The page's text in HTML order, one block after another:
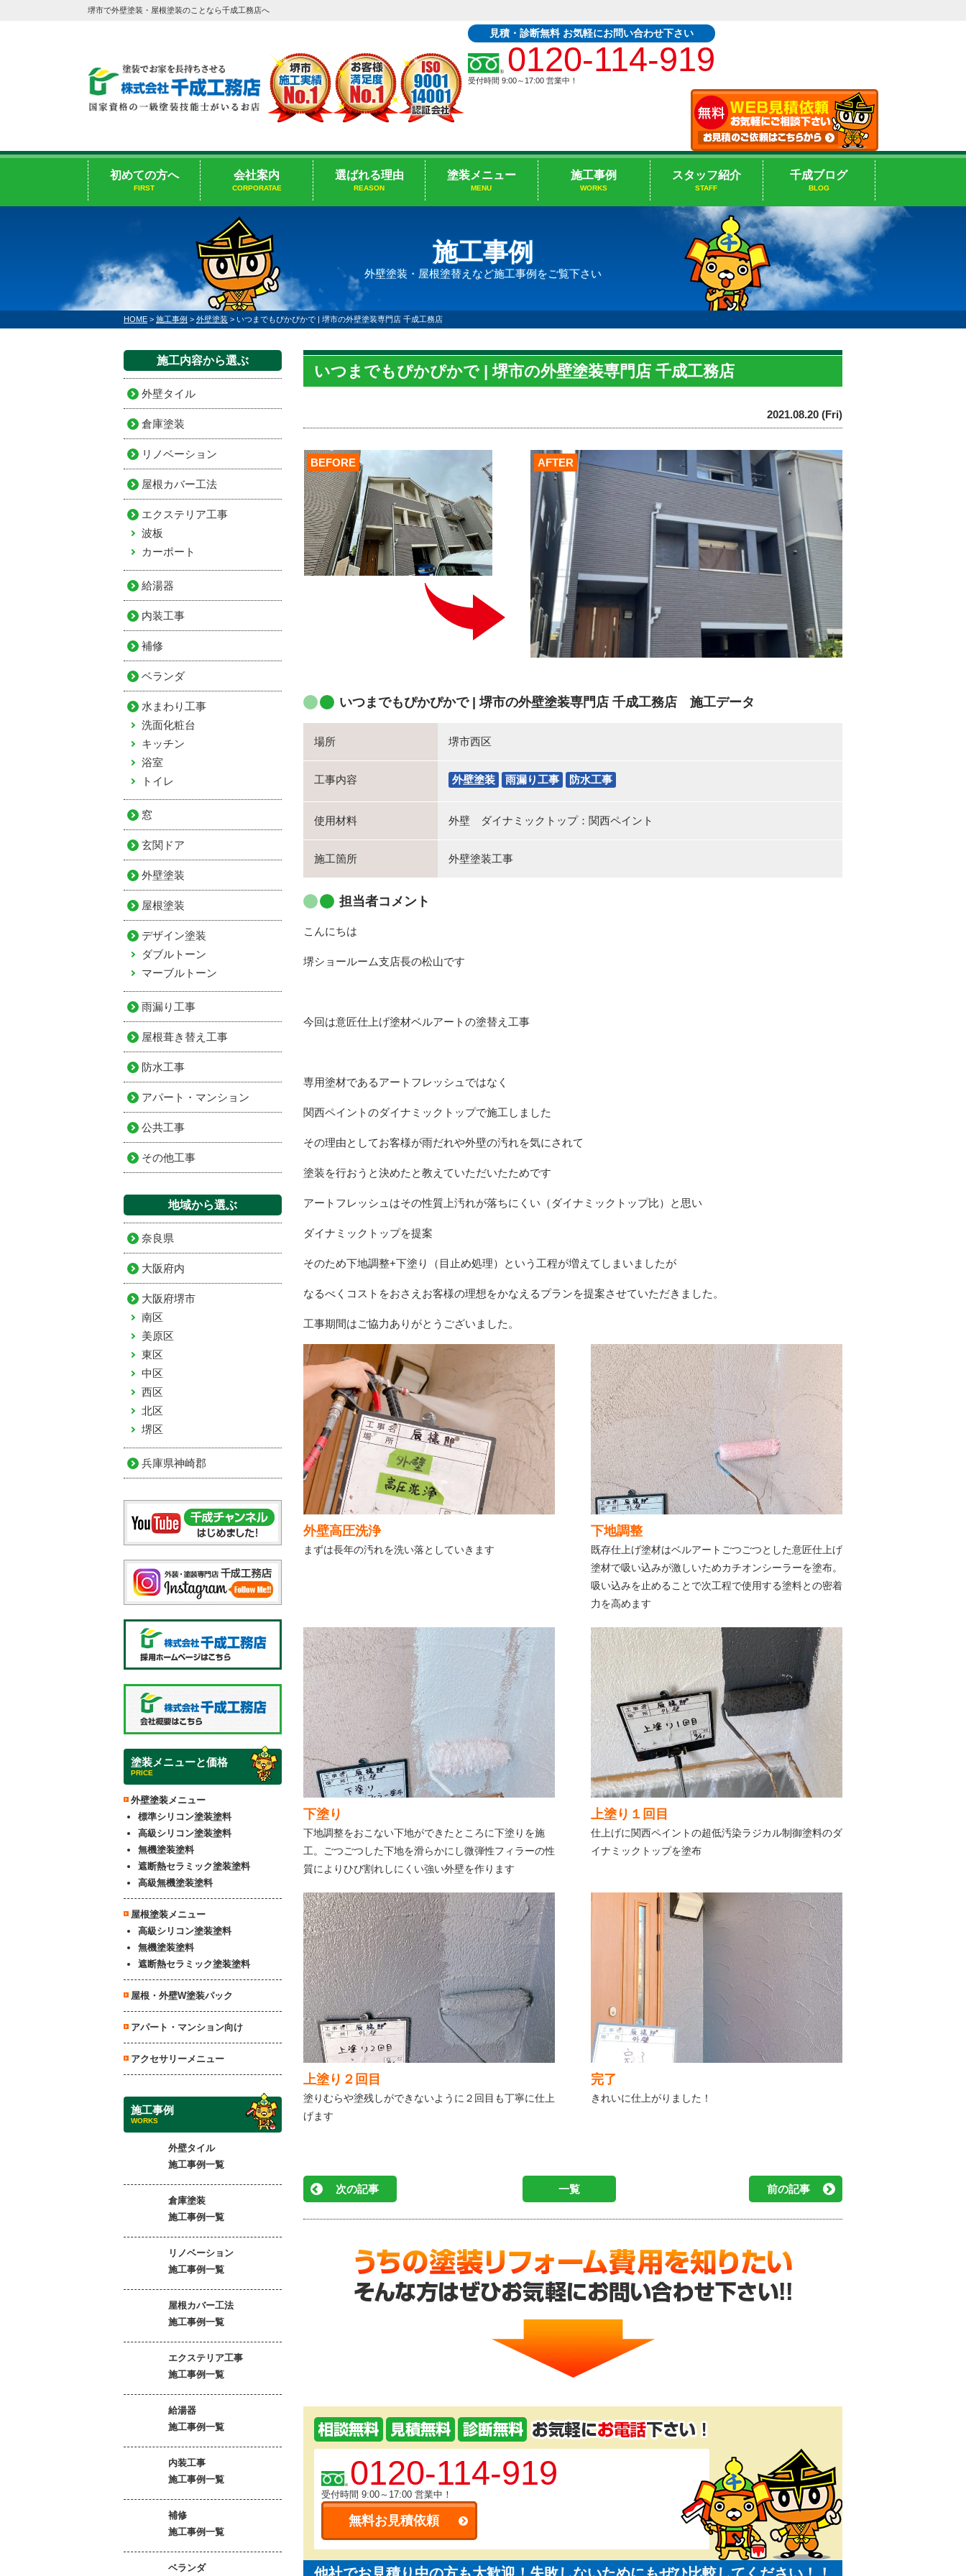
堺市で外壁塗装・屋根塗装のことなら千成工務店へ
見積・診断無料 お気軽にお問い合わせ下さい
0120-114-919
受付時間 9:00～17:00 営業中！
初めての方へ
FIRST
会社案内
CORPORATAE
選ばれる理由
REASON
塗装メニュー
MENU
施工事例
WORKS
スタッフ紹介
STAFF
千成ブログ
BLOG
施工事例
外壁塗装・屋根塗替えなど施工事例をご覧下さい
HOME > 施工事例 > 外壁塗装 > いつまでもぴかぴかで | 堺市の外壁塗装専門店 千成工務店
いつまでもぴかぴかで | 堺市の外壁塗装専門店 千成工務店
2021.08.20 (Fri)
AFTER
BEFORE
いつまでもぴかぴかで | 堺市の外壁塗装専門店 千成工務店 施工データ
場所 堺市西区
工事内容 外壁塗装 雨漏り工事 防水工事
使用材料 外壁 ダイナミックトップ：関西ペイント
施工箇所 外壁塗装工事
担当者コメント
こんにちは
堺ショールーム支店長の松山です
今回は意匠仕上げ塗材ベルアートの塗替え工事
専用塗材であるアートフレッシュではなく
関西ペイントのダイナミックトップで施工しました
その理由としてお客様が雨だれや外壁の汚れを気にされて
塗装を行おうと決めたと教えていただいたためです
アートフレッシュはその性質上汚れが落ちにくい（ダイナミックトップ比）と思い
ダイナミックトップを提案
そのため下地調整+下塗り（目止め処理）という工程が増えてしまいましたが
なるべくコストをおさえお客様の理想をかなえるプランを提案させていただきました。
工事期間はご協力ありがとうございました。
外壁高圧洗浄
まずは長年の汚れを洗い落としていきます
下地調整
既存仕上げ塗材はベルアートごつごつとした意匠仕上げ
塗材で吸い込みが激しいためカチオンシーラーを塗布。
吸い込みを止めることで次工程で使用する塗料との密着
力を高めます
下塗り
下地調整をおこない下地ができたところに下塗りを施
工。ごつごつした下地を滑らかにし微弾性フィラーの性
質によりひび割れしにくい強い外壁を作ります
上塗り１回目
仕上げに関西ペイントの超低汚染ラジカル制御塗料のダ
イナミックトップを塗布
上塗り２回目
塗りむらや塗残しができないように２回目も丁寧に仕上
げます
完了
きれいに仕上がりました！
次の記事 一覧 前の記事
0120-114-919
受付時間 9:00～17:00 営業中！
無料お見積依頼
施工内容から選ぶ
外壁タイル
倉庫塗装
リノベーション
屋根カバー工法
エクステリア工事
波板
カーポート
給湯器
内装工事
補修
ベランダ
水まわり工事
洗面化粧台
キッチン
浴室
トイレ
窓
玄関ドア
外壁塗装
屋根塗装
デザイン塗装
ダブルトーン
マーブルトーン
雨漏り工事
屋根葺き替え工事
防水工事
アパート・マンション
公共工事
その他工事
地域から選ぶ
奈良県
大阪府内
大阪府堺市
南区
美原区
東区
中区
西区
北区
堺区
兵庫県神崎郡
塗装メニューと価格
PRICE
外壁塗装メニュー
標準シリコン塗装塗料
高級シリコン塗装塗料
無機塗装塗料
遮断熱セラミック塗装塗料
高級無機塗装塗料
屋根塗装メニュー
高級シリコン塗装塗料
無機塗装塗料
遮断熱セラミック塗装塗料
屋根・外壁W塗装パック
アパート・マンション向け
アクセサリーメニュー
施工事例
WORKS
外壁タイル
施工事例一覧
倉庫塗装
施工事例一覧
リノベーション
施工事例一覧
屋根カバー工法
施工事例一覧
エクステリア工事
施工事例一覧
給湯器
施工事例一覧
内装工事
施工事例一覧
補修
施工事例一覧
ベランダ